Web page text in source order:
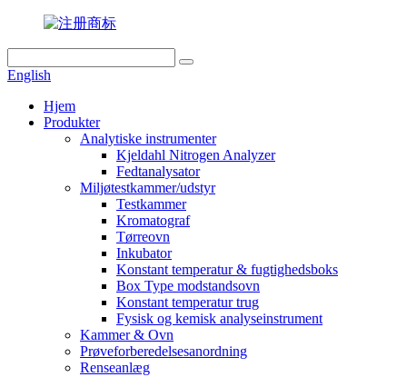
English
Hjem
Produkter
Analytiske instrumenter
Kjeldahl Nitrogen Analyzer
Fedtanalysator
Miljøtestkammer/udstyr
Testkammer
Kromatograf
Tørreovn
Inkubator
Konstant temperatur & fugtighedsboks
Box Type modstandsovn
Konstant temperatur trug
Fysisk og kemisk analyseinstrument
Kammer & Ovn
Prøveforberedelsesanordning
Renseanlæg